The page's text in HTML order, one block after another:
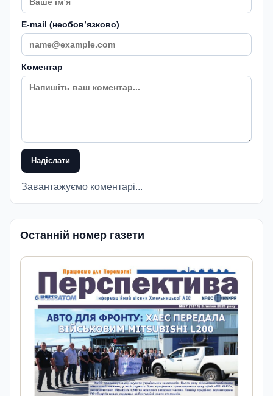
E-mail (необовʼязково)
Коментар
Надіслати
Завантажуємо коментарі...
Останній номер газети